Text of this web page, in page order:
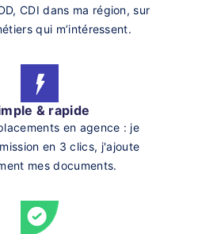
CDI dans ma région, sur
qui m’intéressent.
& rapide
en agence : je
en 3 clics, j'ajoute
mes documents.